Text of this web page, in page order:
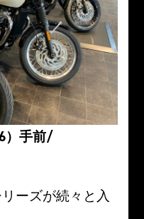
）手前/
ーズが続々と入